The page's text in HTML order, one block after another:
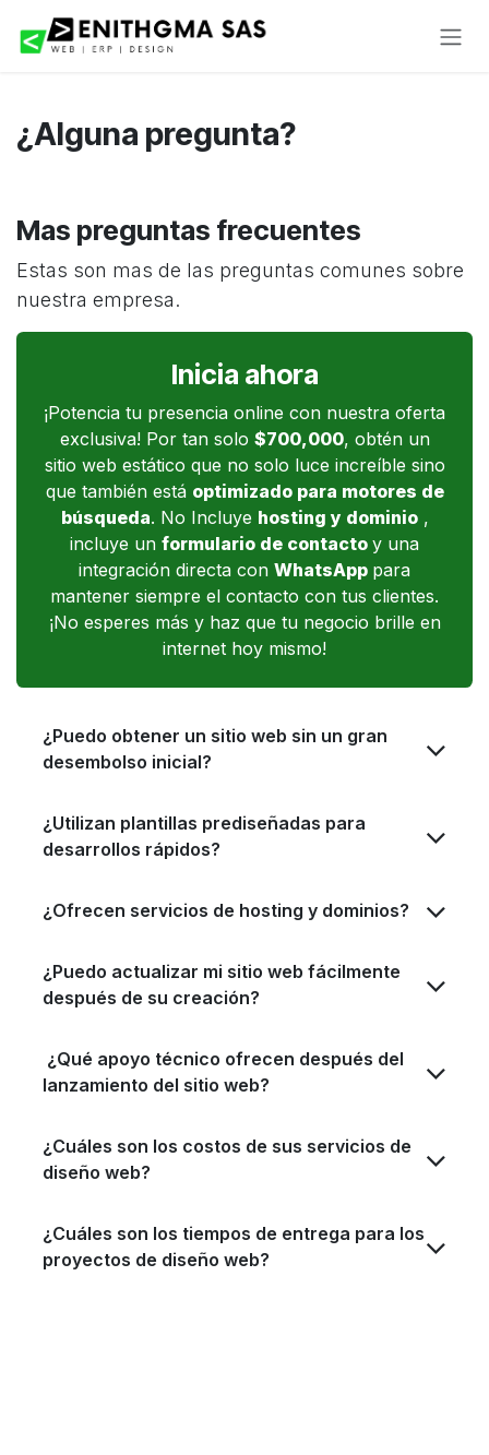
Ir al contenido
¿Alguna pregunta?
Mas preguntas frecuentes
Estas son mas de las preguntas comunes sobre
nuestra empresa.
Inicia ahora
¡Potencia tu presencia online con nuestra oferta
exclusiva! Por tan solo $700,000, obtén un
sitio web estático que no solo luce increíble sino
que también está optimizado para motores de
búsqueda. No Incluye hosting y dominio,
incluye un formulario de contacto y una
integración directa con WhatsApp para
mantener siempre el contacto con tus clientes.
¡No esperes más y haz que tu negocio brille en
internet hoy mismo!
¿Puedo obtener un sitio web sin un gran
desembolso inicial?
¿Utilizan plantillas prediseñadas para
desarrollos rápidos?
¿Ofrecen servicios de hosting y dominios?
¿Puedo actualizar mi sitio web fácilmente
después de su creación?
¿Qué apoyo técnico ofrecen después del
lanzamiento del sitio web?
¿Cuáles son los costos de sus servicios de
diseño web?
¿Cuáles son los tiempos de entrega para los
proyectos de diseño web?